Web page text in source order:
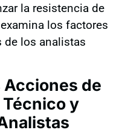
la resistencia de
los factores
de los analistas
Acciones de
y